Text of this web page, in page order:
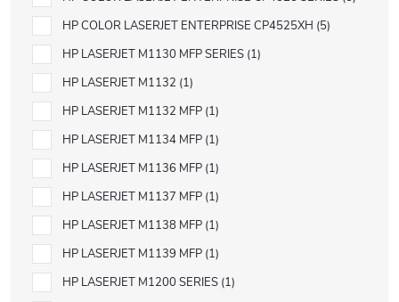
HP COLOR LASERJET ENTERPRISE CP4525XH 5
HP LASERJET M1130 MFP SERIES 1
HP LASERJET M1132 1
HP LASERJET M1132 MFP 1
HP LASERJET M1134 MFP 1
HP LASERJET M1136 MFP 1
HP LASERJET M1137 MFP 1
HP LASERJET M1138 MFP 1
HP LASERJET M1139 MFP 1
HP LASERJET M1200 SERIES 1